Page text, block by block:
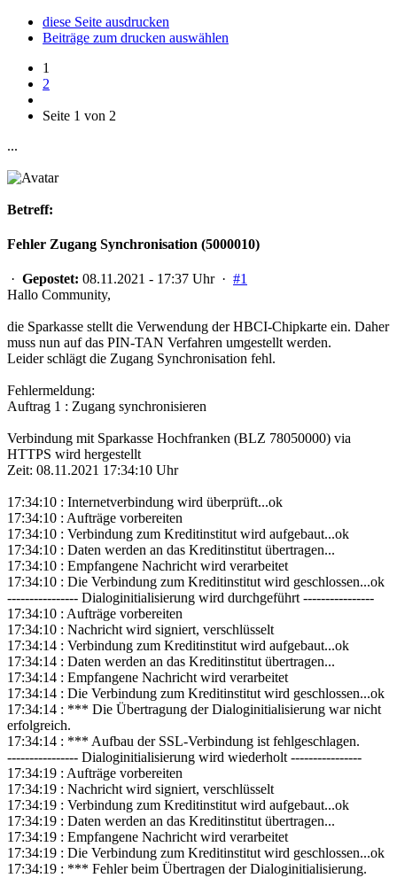
diese Seite ausdrucken
Beiträge zum drucken auswählen
1
2
Seite 1 von 2
...
Betreff:
Fehler Zugang Synchronisation (5000010)
· Gepostet: 08.11.2021 - 17:37 Uhr · #1
Hallo Community,
die Sparkasse stellt die Verwendung der HBCI-Chipkarte ein. Daher
muss nun auf das PIN-TAN Verfahren umgestellt werden.
Leider schlägt die Zugang Synchronisation fehl.
Fehlermeldung:
Auftrag 1 : Zugang synchronisieren
Verbindung mit Sparkasse Hochfranken (BLZ 78050000) via
HTTPS wird hergestellt
Zeit: 08.11.2021 17:34:10 Uhr
17:34:10 : Internetverbindung wird überprüft...ok
17:34:10 : Aufträge vorbereiten
17:34:10 : Verbindung zum Kreditinstitut wird aufgebaut...ok
17:34:10 : Daten werden an das Kreditinstitut übertragen...
17:34:10 : Empfangene Nachricht wird verarbeitet
17:34:10 : Die Verbindung zum Kreditinstitut wird geschlossen...ok
---------------- Dialoginitialisierung wird durchgeführt ----------------
17:34:10 : Aufträge vorbereiten
17:34:10 : Nachricht wird signiert, verschlüsselt
17:34:14 : Verbindung zum Kreditinstitut wird aufgebaut...ok
17:34:14 : Daten werden an das Kreditinstitut übertragen...
17:34:14 : Empfangene Nachricht wird verarbeitet
17:34:14 : Die Verbindung zum Kreditinstitut wird geschlossen...ok
17:34:14 : *** Die Übertragung der Dialoginitialisierung war nicht
erfolgreich.
17:34:14 : *** Aufbau der SSL-Verbindung ist fehlgeschlagen.
---------------- Dialoginitialisierung wird wiederholt ----------------
17:34:19 : Aufträge vorbereiten
17:34:19 : Nachricht wird signiert, verschlüsselt
17:34:19 : Verbindung zum Kreditinstitut wird aufgebaut...ok
17:34:19 : Daten werden an das Kreditinstitut übertragen...
17:34:19 : Empfangene Nachricht wird verarbeitet
17:34:19 : Die Verbindung zum Kreditinstitut wird geschlossen...ok
17:34:19 : *** Fehler beim Übertragen der Dialoginitialisierung.